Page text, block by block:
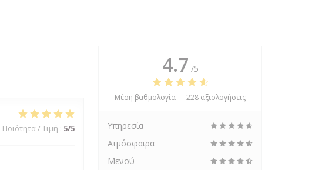
Ποιότητα / Τιμή : 5/5
4.7 /5
Μέση βαθμολογία —228 αξιολογήσεις
Υπηρεσία
Ατμόσφαιρα
Μενού